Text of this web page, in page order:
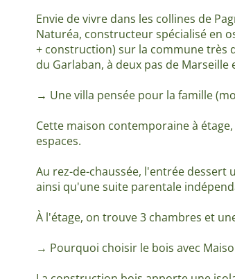
Envie de vivre dans les collines de
Naturéa, constructeur spécialisé en
+ construction) sur la commune très
du Garlaban, à deux pas de Marseille
→ Une villa pensée pour la famille
Cette maison contemporaine à
espaces.
Au rez-de-chaussée, l'entrée dessert
ainsi qu'une suite parentale
À l'étage, on trouve 3 chambres et
→ Pourquoi choisir le bois avec